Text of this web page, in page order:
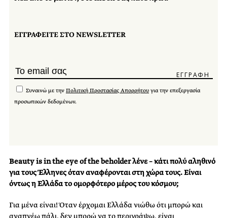
ΕΓΓΡΑΦΕΙΤΕ ΣΤΟ NEWSLETTER
Συναινώ με την Πολιτική Προστασίας Απορρήτου για την επεξεργασία
προσωπικών δεδομένων.
Βeauty is in the eye of the beholder λένε – κάτι πολύ αληθινό
για τους Έλληνες όταν αναφέρονται στη χώρα τους. Είναι
όντως η Ελλάδα το ομορφότερο μέρος του κόσμου;
Για μέναείναι​! Όταν έρχομαι Ελλάδα νιώθωότι μπορώ και